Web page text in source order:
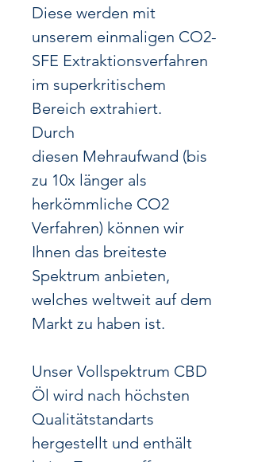
Diese werden mit
unserem einmaligen CO2-
SFE Extraktionsverfahren
im superkritischem
Bereich extrahiert.
Durch
diesen Mehraufwand (bis
zu 10x länger als
herkömmliche CO2
Verfahren) können wir
Ihnen das breiteste
Spektrum anbieten,
welches weltweit auf dem
Markt zu haben ist.
Unser Vollspektrum CBD
Öl wird nach höchsten
Qualitätstandarts
hergestellt und enthält